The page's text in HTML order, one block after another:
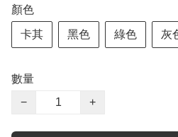
顏色
卡其 黑色 綠色 灰
數量
−
+